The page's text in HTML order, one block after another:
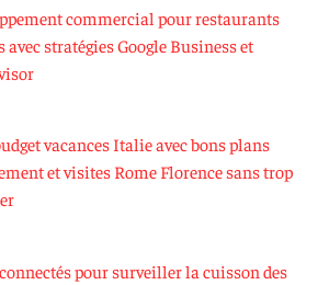
commercial pour restaurants
stratégies Google Business et
vacances Italie avec bons plans
et visites Rome Florence sans trop
pour surveiller la cuisson des